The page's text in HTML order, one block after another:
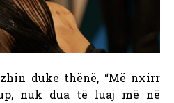
duke thënë, “Më nxirr
nuk dua të luaj më në